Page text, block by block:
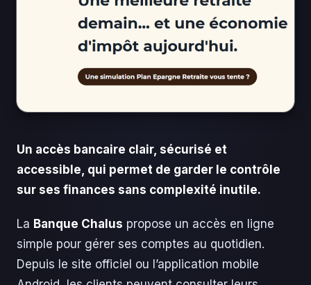
Un accès bancaire clair, sécurisé et
accessible, qui permet de garder le contrôle
sur ses finances sans complexité inutile.
La Banque Chalus propose un accès en ligne
simple pour gérer ses comptes au quotidien.
Depuis le site officiel ou l’application mobile